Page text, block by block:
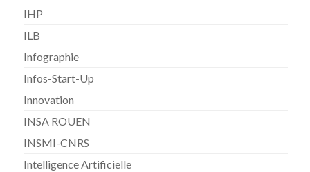
IHP
ILB
Infographie
Infos-Start-Up
Innovation
INSA ROUEN
INSMI-CNRS
Intelligence Artificielle